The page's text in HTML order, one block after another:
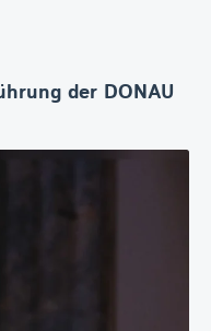
der DONAU